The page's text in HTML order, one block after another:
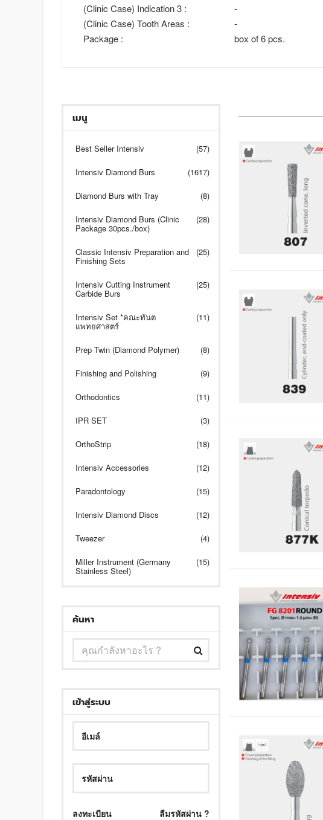
(Clinic Case) Indication 3 :
-
(Clinic Case) Tooth Areas :
-
Package :
box of 6 pcs.
เมนู
Best Seller Intensiv (57)
Intensiv Diamond Burs (1617)
Diamond Burs with Tray (8)
Intensiv Diamond Burs (Clinic
Package 30pcs./box)
(28)
Classic Intensiv Preparation and
Finishing Sets
(25)
Intensiv Cutting Instrument
Carbide Burs
(25)
Intensiv Set *คณะทันต
แพทยศาสตร์
(11)
Prep Twin (Diamond Polymer) (8)
Finishing and Polishing (9)
Orthodontics (11)
IPR SET (3)
OrthoStrip (18)
Intensiv Accessories (12)
Paradontology (15)
Intensiv Diamond Discs (12)
Tweezer (4)
Miller Instrument (Germany
Stainless Steel)
(15)
ค้นหา
เข้าสู่ระบบ
ลงทะเบียน ลืมรหัสผ่าน ?